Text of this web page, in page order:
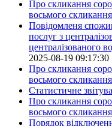
Про скликання
восьмого скликання
Повідомленя
послуг з
централізованого
2025-08-19 09:17:30
Про скликання
восьмого скликання
Статистичне
Про скликання
восьмого скликання
Порядок